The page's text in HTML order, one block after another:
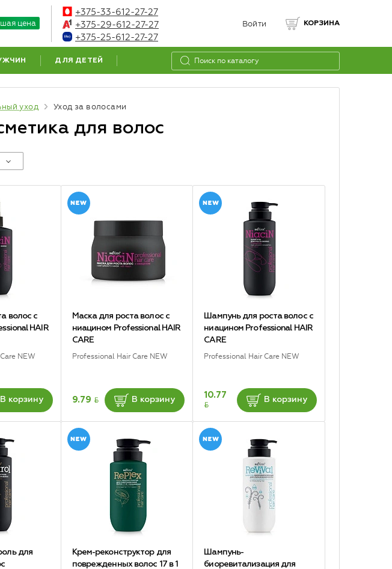
цена
+375-33-612-27-27
+375-29-612-27-27
+375-25-612-27-27
Войти КОРЗИНА
ДЛЯ ДЕТЕЙ
уход Уход за волосами
для волос
волос с
HAIR
NEW
В корзину
Маска для роста волос с
ниацином Professional HAIR
CARE
Professional Hair Care NEW
9.79 BYN В корзину
Шампунь для роста волос с
ниацином Professional HAIR
CARE
Professional Hair Care NEW
10.77
BYN В корзину
для
Крем-реконструктор для
поврежденных волос 17 в 1
Шампунь-
биоревитализация для